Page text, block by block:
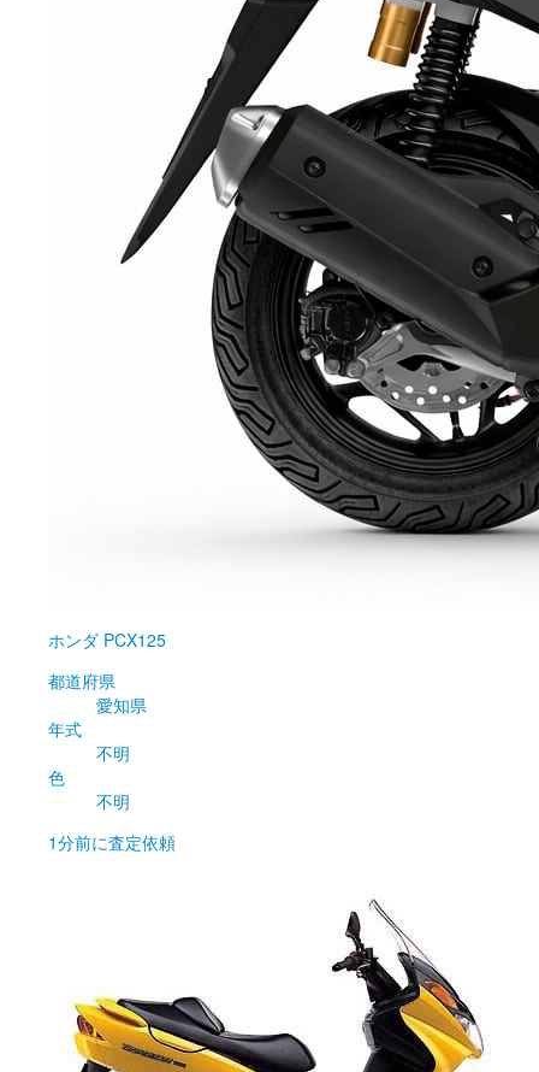
ホンダ PCX125
都道府県
愛知県
年式
不明
色
不明
1分前に査定依頼